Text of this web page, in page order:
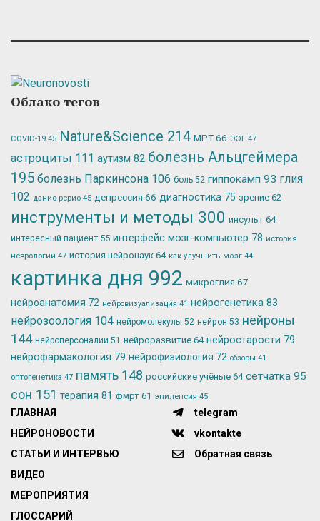
Облако тегов
COVID-19 45 Nature&Science 214 МРТ66 ЭЭГ 47
астроциты 111 аутизм 82 болезнь Альцгеймера
195 болезнь Паркинсона 106 боль 52 гиппокамп 93 глия
102 данио-рерио 45 депрессия 66 диагностика 75 зрение 62
инструменты и методы 300 инсульт 64
интересный пациент 55 интерфейс мозг-компьютер 78 история
неврологии 47 история нейронаук 64 как улучшить мозг 44
картинка дня 992 микроглия 67
нейроанатомия 72 нейровизуализация 41 нейрогенетика 83
нейрозоология 104 нейромолекулы 52 нейрон 53 нейроны
144 нейроперсоналии 51 нейроразвитие 64 нейростарости 79
нейрофармакология 79 нейрофизиология 72 обзоры 41
оптогенетика 47 память 148 российские учёные 64 сетчатка 95
сон 151 терапия 81 фмрт 61 эпилепсия 45
ГЛАВНАЯ
НЕЙРОНОВОСТИ
СТАТЬИ И ИНТЕРВЬЮ
ВИДЕО
МЕРОПРИЯТИЯ
ГЛОССАРИЙ
telegram
vkontakte
Обратная связь